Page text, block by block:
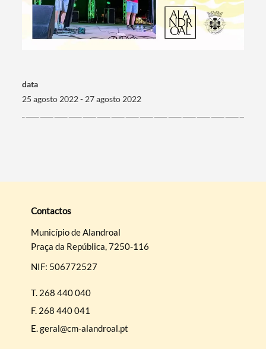
data
25 agosto 2022 - 27 agosto 2022
Contactos
Município de Alandroal
Praça da República, 7250-116
NIF: 506772527
T. 268 440 040
F. 268 440 041
E.geral@cm-alandroal.pt